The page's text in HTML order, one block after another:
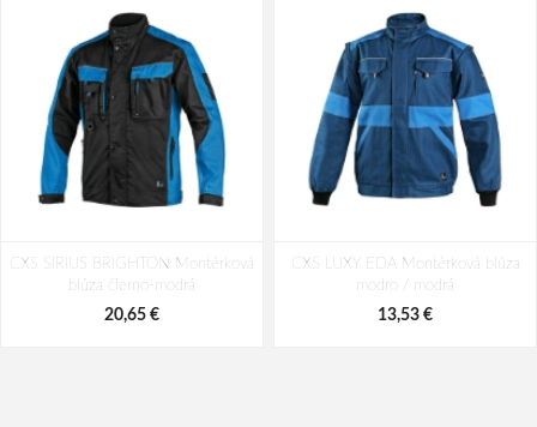
CXS SIRIUS BRIGHTON Montérková
blúza čierno-modrá
20,65 €
CXS LUXY EDA Montérková blúza
modro / modrá
13,53 €